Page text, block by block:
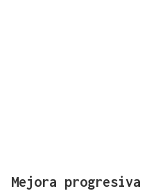
Mejora progresiva